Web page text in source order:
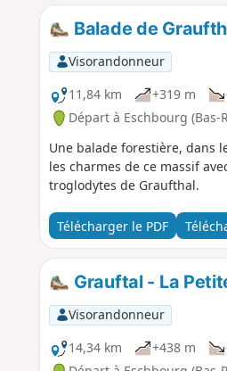
Balade de
Visorandonneur
11,84 km
+319 m
Départ à Eschbourg (Bas-
Une balade forestière, dans
les charmes de ce massif
troglodytes de Graufthal.
Télécharger le PDF
Grauftal - La
Visorandonneur
14,34 km
+438 m